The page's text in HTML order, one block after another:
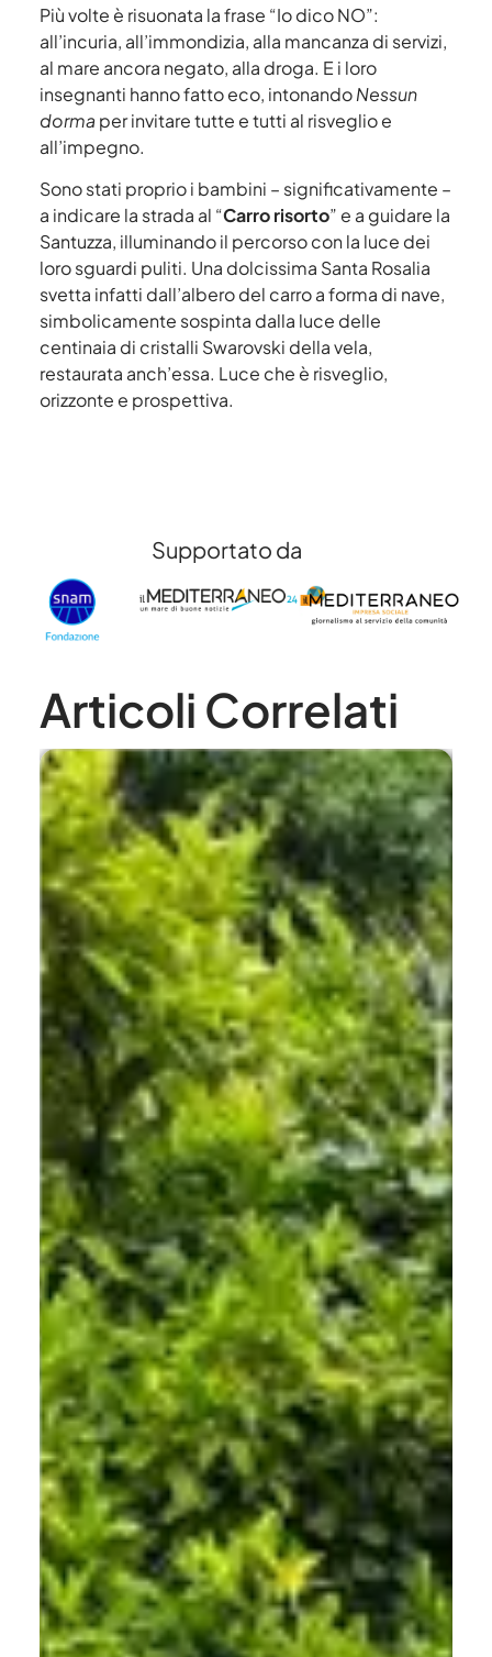
Più volte è risuonata la frase “Io dico NO”:
all’incuria, all’immondizia, alla mancanza di servizi,
al mare ancora negato, alla droga. E i loro
insegnanti hanno fatto eco, intonandoNessun
dorma per invitare tutte e tutti al risveglio e
all’impegno.
Sono stati proprio i bambini – significativamente –
a indicare la strada al “Carro risorto” e a guidare la
Santuzza, illuminando il percorso con la luce dei
loro sguardi puliti. Una dolcissima Santa Rosalia
svetta infatti dall’albero del carro a forma di nave,
simbolicamente sospinta dalla luce delle
centinaia di cristalli Swarovski della vela,
restaurata anch’essa. Luce che è risveglio,
orizzonte e prospettiva.
Supportato da
Articoli Correlati